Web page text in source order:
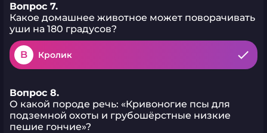
Вопрос 7.
Какое домашнее животное может поворачивать
уши на 180 градусов?
B Кролик
Вопрос 8.
О какой породе речь: «Кривоногие псы для
подземной охоты и грубошёрстные низкие
пешие гончие»?